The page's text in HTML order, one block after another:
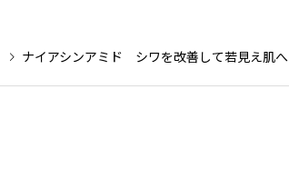
ナイアシンアミド シワを改善して若見え肌へ